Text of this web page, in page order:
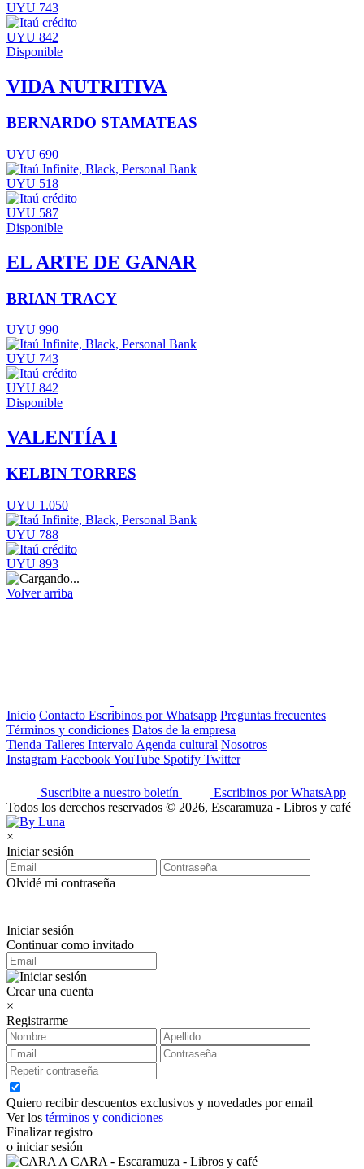
UYU 743
UYU 842
Disponible
VIDA NUTRITIVA
BERNARDO STAMATEAS
UYU 690
UYU 518
UYU 587
Disponible
EL ARTE DE GANAR
BRIAN TRACY
UYU 990
UYU 743
UYU 842
Disponible
VALENTÍA I
KELBIN TORRES
UYU 1.050
UYU 788
UYU 893
Volver arriba
Inicio Contacto Escribinos por Whatsapp Preguntas frecuentes
Términos y condiciones Datos de la empresa
Tienda Talleres Intervalo Agenda cultural Nosotros
Instagram FacebookYouTube Spotify Twitter
Suscribite a nuestro boletín
Escribinos por WhatsApp
Todos los derechos reservados © 2026, Escaramuza - Libros y café
×
Iniciar sesión
Olvidé mi contraseña
Iniciar sesión
Continuar como invitado
Crear una cuenta
×
Registrarme
Quiero recibir descuentos exclusivos y novedades por email
Ver los términos y condiciones
Finalizar registro
o iniciar sesión